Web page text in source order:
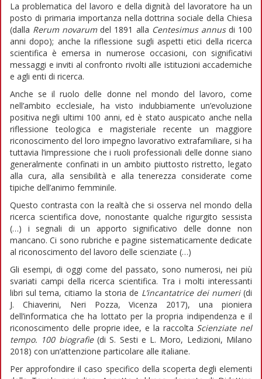
La problematica del lavoro e della dignità del lavoratore ha un
posto di primaria importanza nella dottrina sociale della Chiesa
(dalla Rerum novarumdel 1891 alla Centesimus annusdi 100
anni dopo); anche la riflessione sugli aspetti etici della ricerca
scientifica è emersa in numerose occasioni, con significativi
messaggi e inviti al confronto rivolti alle istituzioni accademiche
e agli enti di ricerca.
Anche se il ruolo delle donne nel mondo del lavoro, come
nell’ambito ecclesiale, ha visto indubbiamente un’evoluzione
positiva negli ultimi 100 anni, ed è stato auspicato anche nella
riflessione teologica e magisteriale recente un maggiore
riconoscimento del loro impegno lavorativo extrafamiliare, si ha
tuttavia l’impressione che i ruoli professionali delle donne siano
generalmente confinati in un ambito piuttosto ristretto, legato
alla cura, alla sensibilità e alla tenerezza considerate come
tipiche dell’animo femminile.
Questo contrasta con la realtà che si osserva nel mondo della
ricerca scientifica dove, nonostante qualche rigurgito sessista
(…) i segnali di un apporto significativo delle donne non
mancano. Ci sono rubriche e pagine sistematicamente dedicate
al riconoscimento del lavoro delle scienziate (…)
Gli esempi, di oggi come del passato, sono numerosi, nei più
svariati campi della ricerca scientifica. Tra i molti interessanti
libri sul tema, citiamo la storia de L’incantatrice dei numeri (di
J. Chiaverini, Neri Pozza, Vicenza 2017), una pioniera
dell’informatica che ha lottato per la propria indipendenza e il
riconoscimento delle proprie idee, e la raccolta Scienziate nel
tempo. 100 biografie(di S. Sesti e L. Moro, Ledizioni, Milano
2018) con un’attenzione particolare alle italiane.
Per approfondire il caso specifico della scoperta degli elementi